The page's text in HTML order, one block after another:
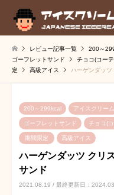
レビュー記事一覧 200～
ゴーフレットサンド
チョコ(コー
定
高級アイス ハーゲンダッ
200～299kcal アイスクリーム
ゴーフレットサンド チョコ(
期間限定 高級アイス
ハーゲンダッツ クリ
サンド
2021.08.19 / 最終更新日：